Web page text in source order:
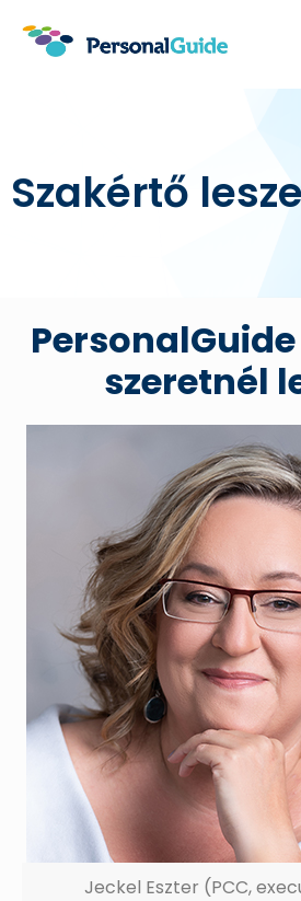
Szakértő
szeretnél
Jeckel Eszter (PCC,